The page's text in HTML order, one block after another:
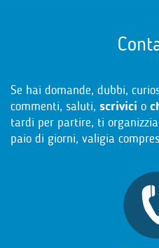
Se hai domande, dubbi,
commenti, saluti, scrivici o
tardi per partire, ti
paio di giorni, valigia